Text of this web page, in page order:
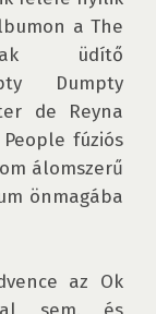
a The
üdítő
Dumpty
de Reyna
fúziós
álomszerű
önmagába
az Ok